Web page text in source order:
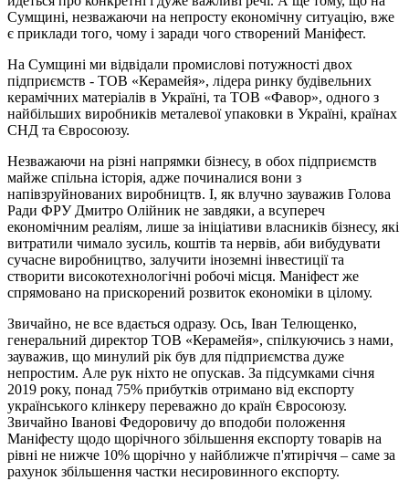
Сумщині, незважаючи на непросту економічну ситуацію, вже
є приклади того, чому і заради чого створений Маніфест.
На Сумщині ми відвідали промислові потужності двох
підприємств - ТОВ «Керамейя», лідера ринку будівельних
керамічних матеріалів в Україні, та ТОВ «Фавор», одного з
найбільших виробників металевої упаковки в Україні, країнах
СНД та Євросоюзу.
Незважаючи на різні напрямки бізнесу, в обох підприємств
майже спільна історія, адже починалися вони з
напівзруйнованих виробництв. І, як влучно зауважив Голова
Ради ФРУ Дмитро Олійник не завдяки, а всупереч
економічним реаліям, лише за ініціативи власників бізнесу, які
витратили чимало зусиль, коштів та нервів, аби вибудувати
сучасне виробництво, залучити іноземні інвестиції та
створити високотехнологічні робочі місця. Маніфест же
спрямовано на прискорений розвиток економіки в цілому.
Звичайно, не все вдається одразу. Ось, Іван Телющенко,
генеральний директор ТОВ «Керамейя», спілкуючись з нами,
зауважив, що минулий рік був для підприємства дуже
непростим. Але рук ніхто не опускав. За підсумками січня
2019 року, понад 75% прибутків отримано від експорту
українського клінкеру переважно до країн Євросоюзу.
Звичайно Іванові Федоровичу до вподоби положення
Маніфесту щодо щорічного збільшення експорту товарів на
рівні не нижче 10% щорічно у найближче п'ятиріччя – саме за
рахунок збільшення частки несировинного експорту.